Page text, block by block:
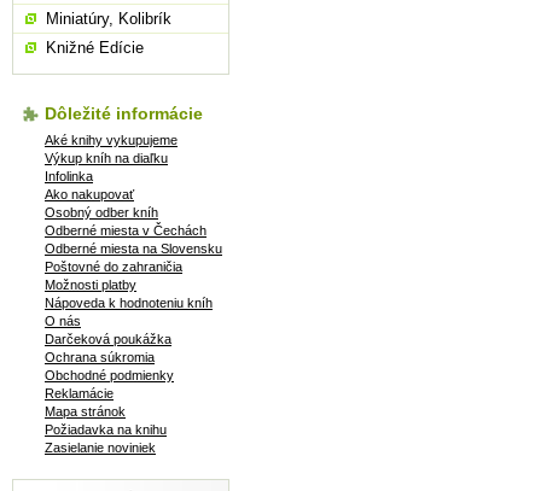
Miniatúry, Kolibrík
Knižné Edície
Dôležité informácie
Aké knihy vykupujeme
Výkup kníh na diaľku
Infolinka
Ako nakupovať
Osobný odber kníh
Odberné miesta v Čechách
Odberné miesta na Slovensku
Poštovné do zahraničia
Možnosti platby
Nápoveda k hodnoteniu kníh
O nás
Darčeková poukážka
Ochrana súkromia
Obchodné podmienky
Reklamácie
Mapa stránok
Požiadavka na knihu
Zasielanie noviniek